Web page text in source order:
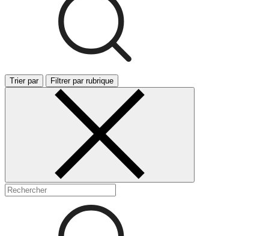
Trier par Filtrer par rubrique